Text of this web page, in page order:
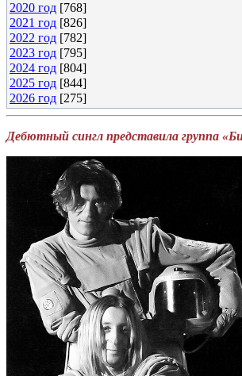
2020 год [768]
2021 год [826]
2022 год [782]
2023 год [795]
2024 год [804]
2025 год [844]
2026 год [275]
Дебютный сингл представила группа